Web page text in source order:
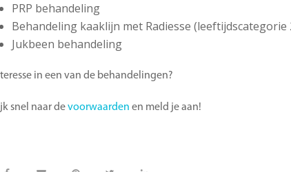
PRP behandeling
Behandeling kaaklijn met Radiesse (leeftijdscategorie
Jukbeen behandeling
in een van de behandelingen?
snel naar devoorwaarden en meld je aan!